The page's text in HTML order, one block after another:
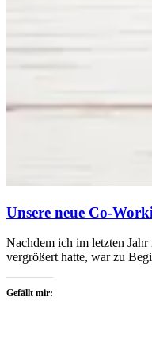
Unsere neue Co-
Nachdem ich im letzten
vergrößert hatte, war zu
Gefällt mir: